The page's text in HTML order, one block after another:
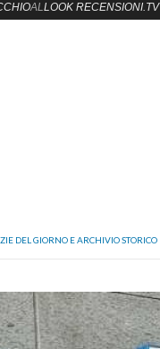
ALLOOK RECENSIONI.TV